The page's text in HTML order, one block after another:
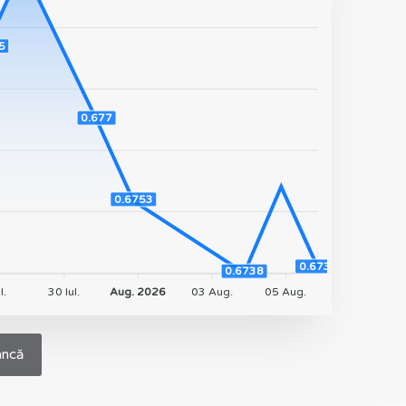
30 Iul. Aug. 2026 03 Aug. 05 Aug.
0.677
0.6753
0.6738 0.6739